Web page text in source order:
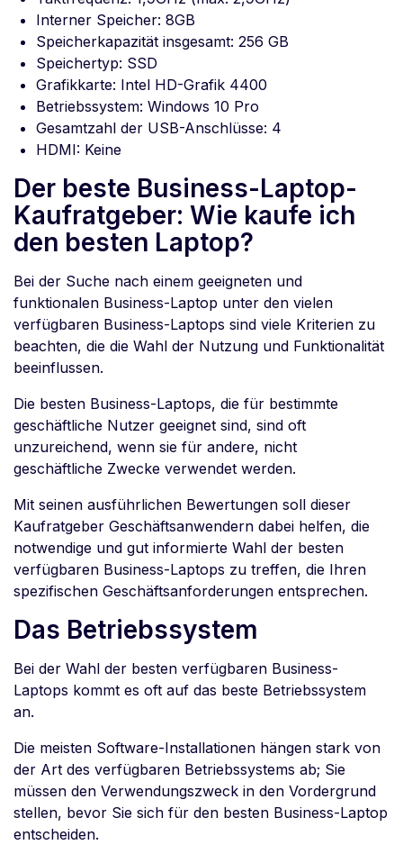
Interner Speicher: 8GB
Speicherkapazität insgesamt: 256 GB
Speichertyp: SSD
Grafikkarte: Intel HD-Grafik 4400
Betriebssystem: Windows 10 Pro
Gesamtzahl der USB-Anschlüsse: 4
HDMI: Keine
Der beste Business-Laptop-
Kaufratgeber: Wie kaufe ich
den besten Laptop?
Bei der Suche nach einem geeigneten und
funktionalen Business-Laptop unter den vielen
verfügbaren Business-Laptops sind viele Kriterien zu
beachten, die die Wahl der Nutzung und Funktionalität
beeinflussen.
Die besten Business-Laptops, die für bestimmte
geschäftliche Nutzer geeignet sind, sind oft
unzureichend, wenn sie für andere, nicht
geschäftliche Zwecke verwendet werden.
Mit seinen ausführlichen Bewertungen soll dieser
Kaufratgeber Geschäftsanwendern dabei helfen, die
notwendige und gut informierte Wahl der besten
verfügbaren Business-Laptops zu treffen, die Ihren
spezifischen Geschäftsanforderungen entsprechen.
Das Betriebssystem
Bei der Wahl der besten verfügbaren Business-
Laptops kommt es oft auf das beste Betriebssystem
an.
Die meisten Software-Installationen hängen stark von
der Art des verfügbaren Betriebssystems ab; Sie
müssen den Verwendungszweck in den Vordergrund
stellen, bevor Sie sich für den besten Business-Laptop
entscheiden.